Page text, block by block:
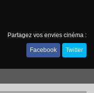
Partagez vos envies cinéma :
Facebook Twitter